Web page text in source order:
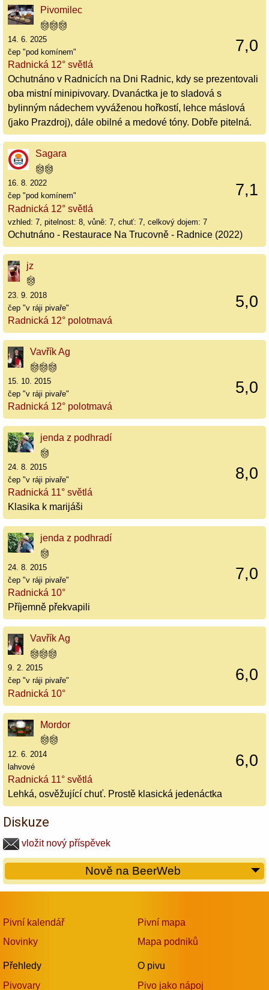
Pivomilec
7,0
14. 6. 2025
čep "pod komínem"
Radnická 12° světlá
Ochutnáno v Radnicích na Dni Radnic, kdy se prezentovali
oba mistní minipivovary. Dvanáctka je to sladová s
bylinným nádechem vyváženou hořkostí, lehce máslová
(jako Prazdroj), dále obilné a medové tóny. Dobře pitelná.
Sagara
7,1
16. 8. 2022
čep "pod komínem"
Radnická 12° světlá
vzhled: 7, pitelnost: 8, vůně: 7, chuť: 7, celkový dojem: 7
Ochutnáno - Restaurace Na Trucovně - Radnice (2022)
jz
5,0
23. 9. 2018
čep "v ráji pivaře"
Radnická 12° polotmavá
Vavřík Ag
5,0
15. 10. 2015
čep "v ráji pivaře"
Radnická 12° polotmavá
jenda z podhradí
8,0
24. 8. 2015
čep "v ráji pivaře"
Radnická 11° světlá
Klasika k marijáši
jenda z podhradí
7,0
24. 8. 2015
čep "v ráji pivaře"
Radnická 10°
Příjemně překvapili
Vavřík Ag
6,0
9. 2. 2015
čep "v ráji pivaře"
Radnická 10°
Mordor
6,0
12. 6. 2014
lahvové
Radnická 11° světlá
Lehká, osvěžující chuť. Prostě klasická jedenáctka
Diskuze
vložit nový příspěvek
Nově na BeerWeb
Pivní kalendář
Novinky
Přehledy
Pivovary
Pivní mapa
Mapa podniků
O pivu
Pivo jako nápoj